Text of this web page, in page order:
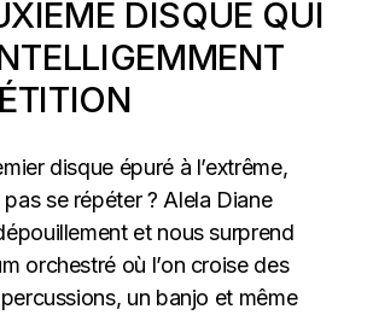
DISQUE QUI
disque épuré à l’extrême,
se répéter ? Alela Diane
et nous surprend
orchestré où l’on croise des
un banjo et même